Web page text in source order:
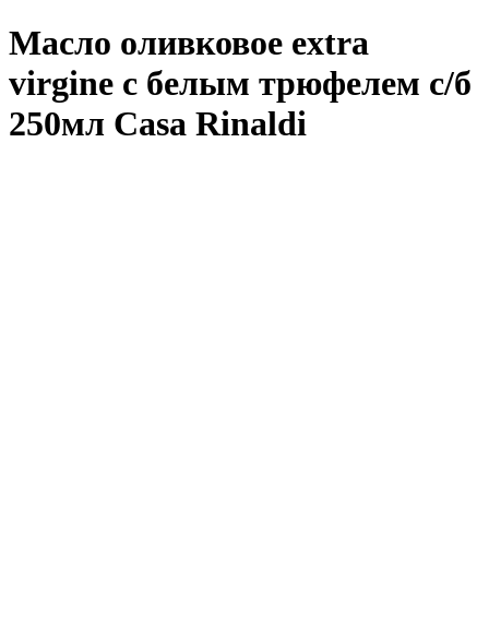
Масло оливковое extra
virgine с белым трюфелем с/б
250мл Casa Rinaldi